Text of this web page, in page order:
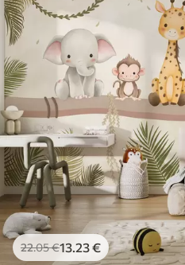
Standard
27.00 €/m²
Premium
56.6734.00€/m²
Vinil Premium
65.0039.00€/m²
Peel and Stick
81.6749.00€/m²
22.05€13 .23€